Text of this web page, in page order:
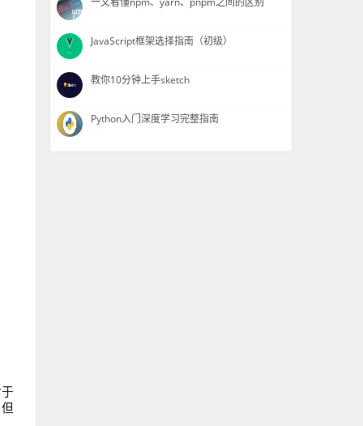
JavaScript框架选择指南（初级）
教你10分钟上手sketch
Python入门深度学习完整指南